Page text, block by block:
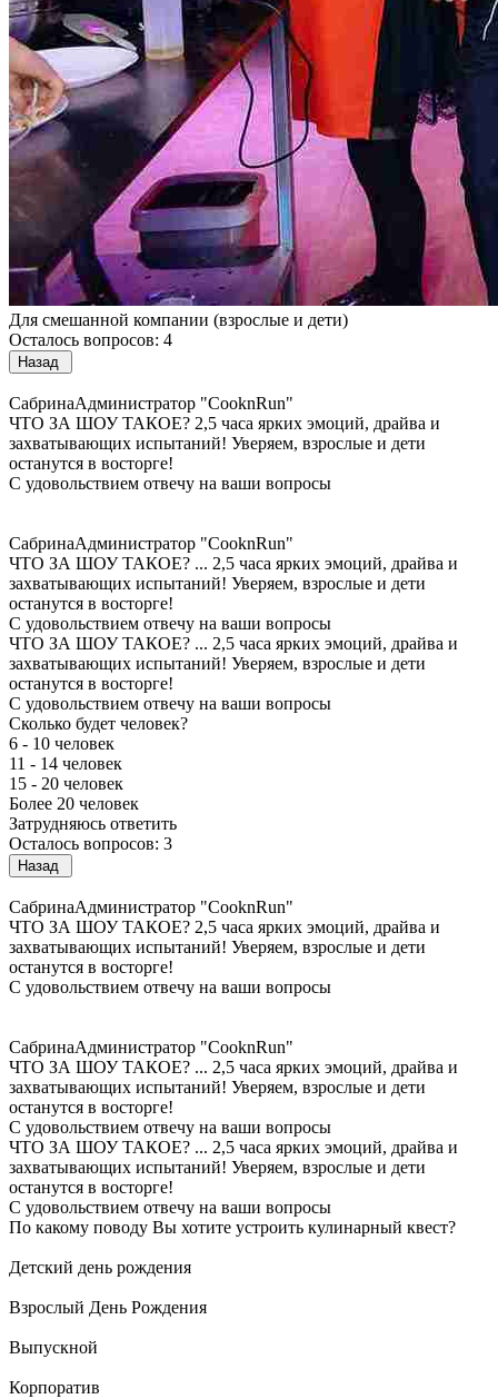
Для смешанной компании (взрослые и дети)
Осталось вопросов: 4
Назад
СабринаАдминистратор "CooknRun"
ЧТО ЗА ШОУ ТАКОЕ? 2,5 часа ярких эмоций, драйва и
захватывающих испытаний! Уверяем, взрослые и дети
останутся в восторге!
С удовольствием отвечу на ваши вопросы
СабринаАдминистратор "CooknRun"
ЧТО ЗА ШОУ ТАКОЕ? ... 2,5 часа ярких эмоций, драйва и
захватывающих испытаний! Уверяем, взрослые и дети
останутся в восторге!
С удовольствием отвечу на ваши вопросы
ЧТО ЗА ШОУ ТАКОЕ? ... 2,5 часа ярких эмоций, драйва и
захватывающих испытаний! Уверяем, взрослые и дети
останутся в восторге!
С удовольствием отвечу на ваши вопросы
Сколько будет человек?
6 - 10 человек
11 - 14 человек
15 - 20 человек
Более 20 человек
Затрудняюсь ответить
Осталось вопросов: 3
Назад
СабринаАдминистратор "CooknRun"
ЧТО ЗА ШОУ ТАКОЕ? 2,5 часа ярких эмоций, драйва и
захватывающих испытаний! Уверяем, взрослые и дети
останутся в восторге!
С удовольствием отвечу на ваши вопросы
СабринаАдминистратор "CooknRun"
ЧТО ЗА ШОУ ТАКОЕ? ... 2,5 часа ярких эмоций, драйва и
захватывающих испытаний! Уверяем, взрослые и дети
останутся в восторге!
С удовольствием отвечу на ваши вопросы
ЧТО ЗА ШОУ ТАКОЕ? ... 2,5 часа ярких эмоций, драйва и
захватывающих испытаний! Уверяем, взрослые и дети
останутся в восторге!
С удовольствием отвечу на ваши вопросы
По какому поводу Вы хотите устроить кулинарный квест?
Детский день рождения
Взрослый День Рождения
Выпускной
Корпоратив